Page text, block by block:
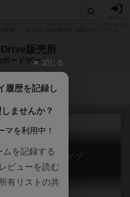
販売所
ボードゲーム
索メニュー
代記 オーバードライブ
Over Drive
閉じる
履歴を記録し
ませんか？
マを利用中！
を記録する
ビューを読む
有リストの共